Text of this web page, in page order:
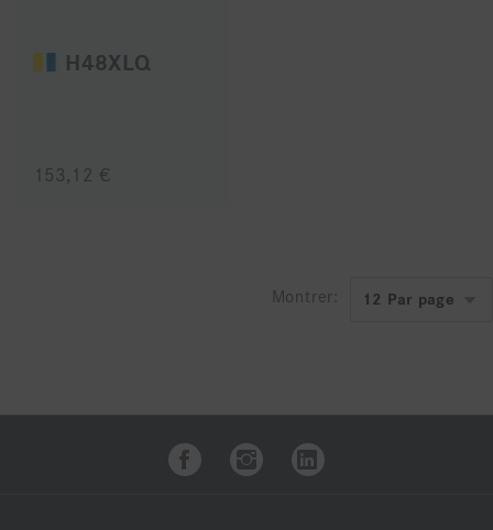
H48XLQ
153,12 €
Montrer: